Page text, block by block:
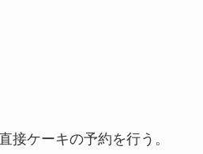
接ケーキの予約を行う。